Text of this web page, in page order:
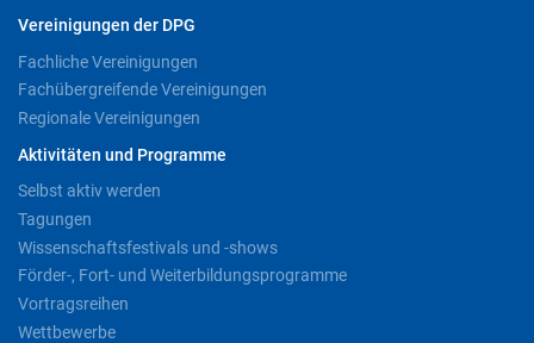
Vereinigungen der DPG
Fachliche Vereinigungen
Fachübergreifende Vereinigungen
Regionale Vereinigungen
Aktivitäten und Programme
Selbst aktiv werden
Tagungen
Wissenschaftsfestivals und -shows
Förder-, Fort- und Weiterbildungsprogramme
Vortragsreihen
Wettbewerbe